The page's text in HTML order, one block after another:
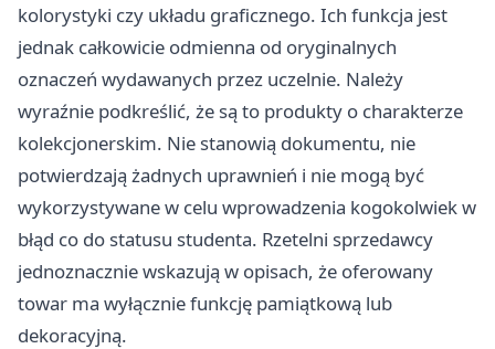
kolorystyki czy układu graficznego. Ich funkcja jest
jednak całkowicie odmienna od oryginalnych
oznaczeń wydawanych przez uczelnie. Należy
wyraźnie podkreślić, że są to produkty o charakterze
kolekcjonerskim. Nie stanowią dokumentu, nie
potwierdzają żadnych uprawnień i nie mogą być
wykorzystywane w celu wprowadzenia kogokolwiek w
błąd co do statusu studenta. Rzetelni sprzedawcy
jednoznacznie wskazują w opisach, że oferowany
towar ma wyłącznie funkcję pamiątkową lub
dekoracyjną.